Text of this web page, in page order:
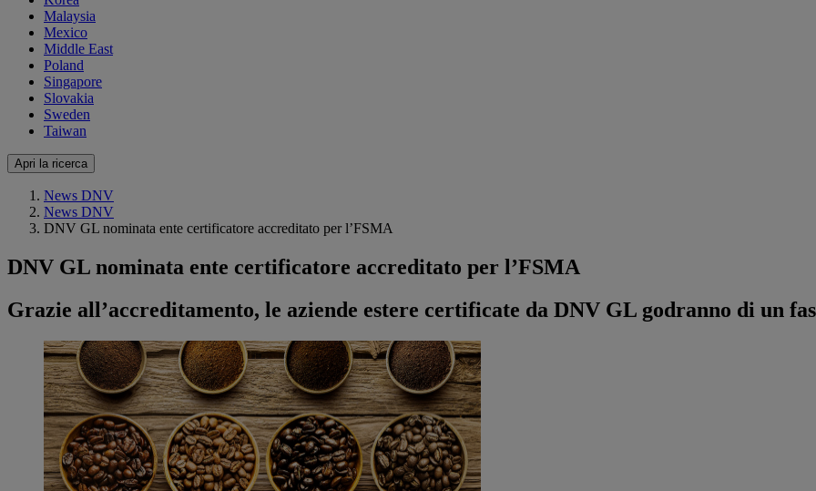
Malaysia
Mexico
Middle East
Poland
Singapore
Slovakia
Sweden
Taiwan
Apri la ricerca
News DNV
News DNV
DNV GL nominata ente certificatore accreditato per l’FSMA
DNV GL nominata ente certificatore accreditato per l’FSMA
Grazie all’accreditamento, le aziende estere certificate da DNV GL godranno di un